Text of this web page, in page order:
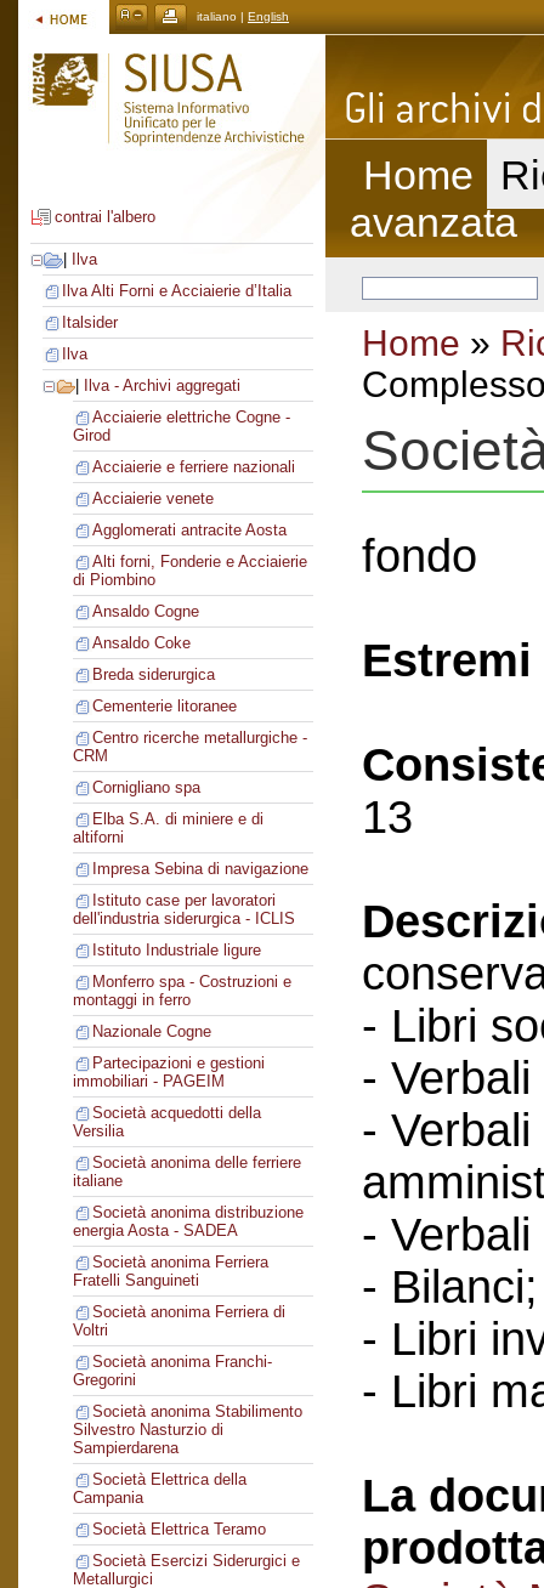
italiano | English
contrai l'albero
Ilva
Ilva Alti Forni e Acciaierie d’Italia
Italsider
Ilva
Ilva - Archivi aggregati
Acciaierie elettriche Cogne -
Girod
Acciaierie e ferriere nazionali
Acciaierie venete
Agglomerati antracite Aosta
Alti forni, Fonderie e Acciaierie
di Piombino
Ansaldo Cogne
Ansaldo Coke
Breda siderurgica
Cementerie litoranee
Centro ricerche metallurgiche -
CRM
Cornigliano spa
Elba S.A. di miniere e di
altiforni
Impresa Sebina di navigazione
Istituto case per lavoratori
dell'industria siderurgica - ICLIS
Istituto Industriale ligure
Monferro spa - Costruzioni e
montaggi in ferro
Nazionale Cogne
Partecipazioni e gestioni
immobiliari - PAGEIM
Società acquedotti della
Versilia
Società anonima delle ferriere
italiane
Società anonima distribuzione
energia Aosta - SADEA
Società anonima Ferriera
Fratelli Sanguineti
Società anonima Ferriera di
Voltri
Società anonima Franchi-
Gregorini
Società anonima Stabilimento
Silvestro Nasturzio di
Sampierdarena
Società Elettrica della
Campania
Società Elettrica Teramo
Società Esercizi Siderurgici e
Metallurgici
Home
avanzata
Home »
fondo
13
- Libri
-
-
-
-
- Libri
- Libri
La